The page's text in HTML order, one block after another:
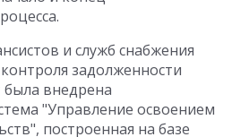
и служб снабжения
задолженности
внедрена
"Управление освоением
построенная на базе